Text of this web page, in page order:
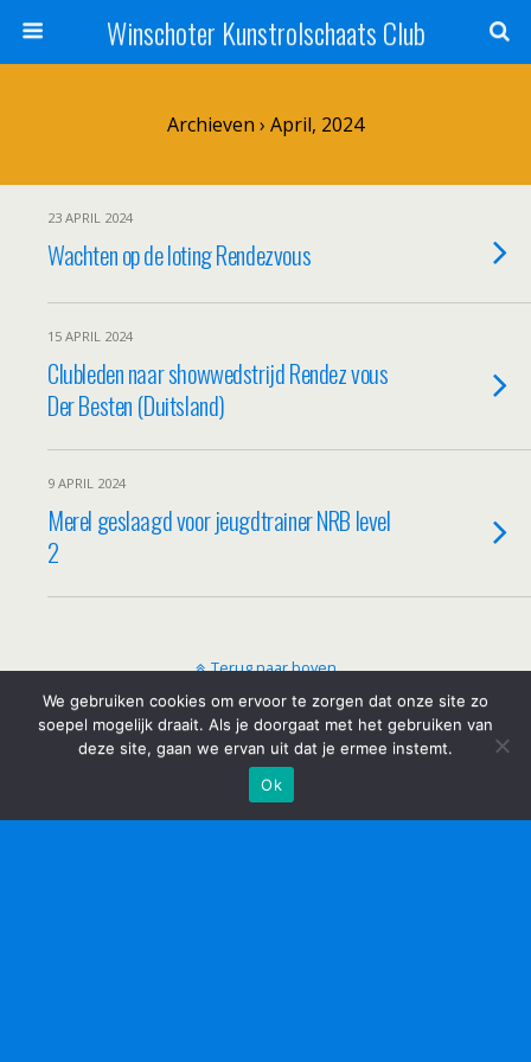
Winschoter Kunstrolschaats Club
Archieven › April, 2024
23 APRIL 2024
Wachten op de loting Rendezvous
15 APRIL 2024
Clubleden naar showwedstrijd Rendez vous
Der Besten (Duitsland)
9 APRIL 2024
Merel geslaagd voor jeugdtrainer NRB level
2
Terug naar boven
Mobiel Desktop
We gebruiken cookies om ervoor te zorgen dat onze site zo
soepel mogelijk draait. Als je doorgaat met het gebruiken van
deze site, gaan we ervan uit dat je ermee instemt.
Ok